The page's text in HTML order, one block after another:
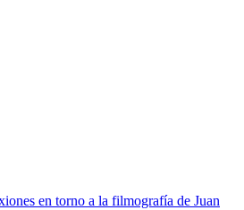
en torno a la filmografía de Juan